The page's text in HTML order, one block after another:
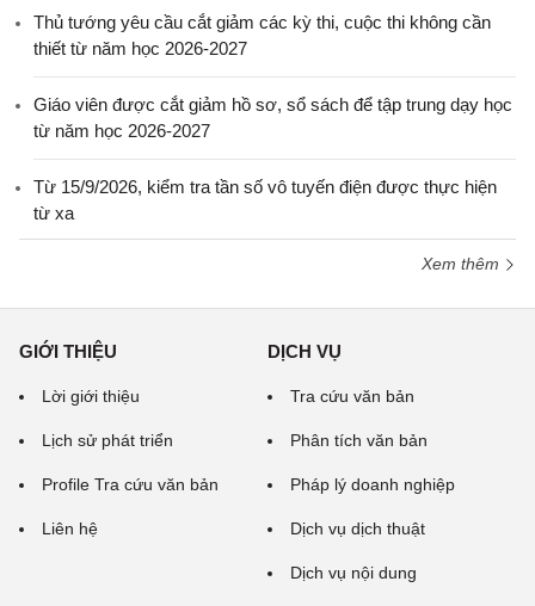
Thủ tướng yêu cầu cắt giảm các kỳ thi, cuộc thi không cần
thiết từ năm học 2026-2027
Giáo viên được cắt giảm hồ sơ, sổ sách để tập trung dạy học
từ năm học 2026-2027
Từ 15/9/2026, kiểm tra tần số vô tuyến điện được thực hiện
từ xa
Xem thêm
GIỚI THIỆU
Lời giới thiệu
Lịch sử phát triển
Profile Tra cứu văn bản
Liên hệ
DỊCH VỤ
Tra cứu văn bản
Phân tích văn bản
Pháp lý doanh nghiệp
Dịch vụ dịch thuật
Dịch vụ nội dung